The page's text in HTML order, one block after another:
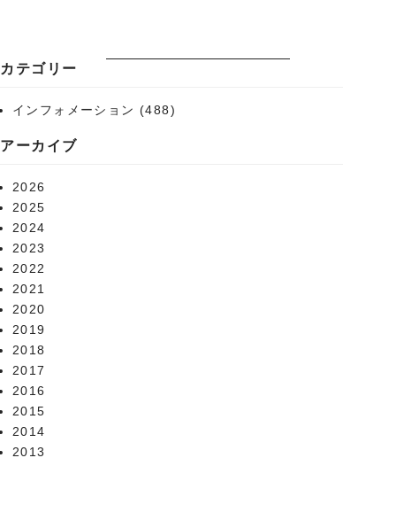
カテゴリー
インフォメーション (488)
アーカイブ
2026
2025
2024
2023
2022
2021
2020
2019
2018
2017
2016
2015
2014
2013